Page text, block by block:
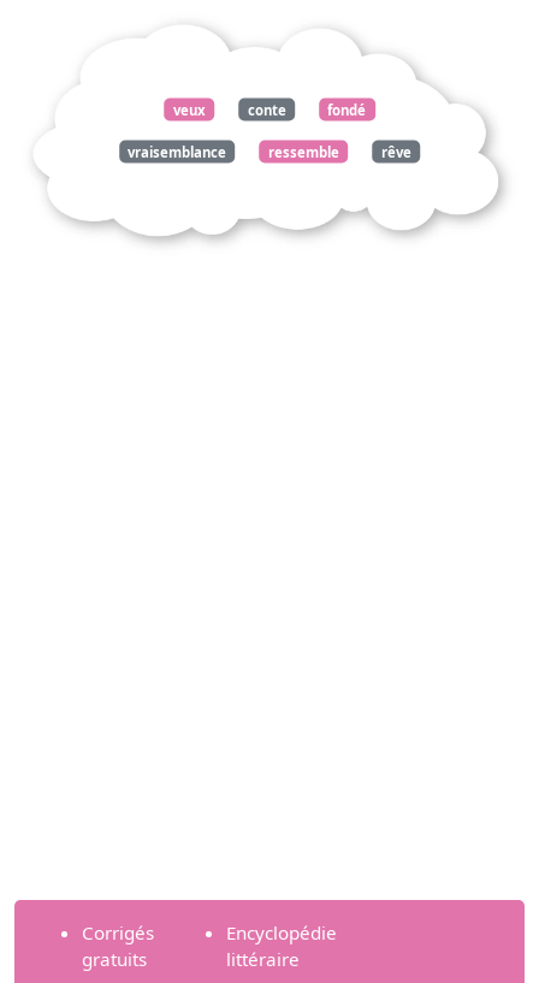
veux conte fondé
vraisemblance ressemble rêve
voudrais voile fable laissât
Corrigés
gratuits
Encyclopédie
littéraire